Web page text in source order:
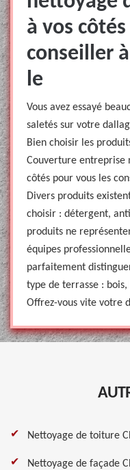
à vos
conseiller
le
Vous avez essayé
saletés sur votre
Bien choisir les
Couverture entreprise
côtés pour vous les
Divers produits
choisir : détergent,
produits ne
équipes
parfaitement
type de terrasse :
Offrez-vous vite votre
Nettoyage de toiture
Nettoyage de façade